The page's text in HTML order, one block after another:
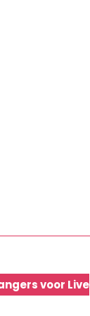
voor Live